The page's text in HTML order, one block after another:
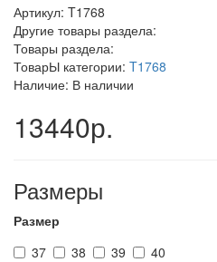
Артикул: T1768
Другие товары раздела:
Товары раздела:
ТоварЫ категории: T1768
Наличие: В наличии
13440р.
Размеры
Размер
37
38 39 40